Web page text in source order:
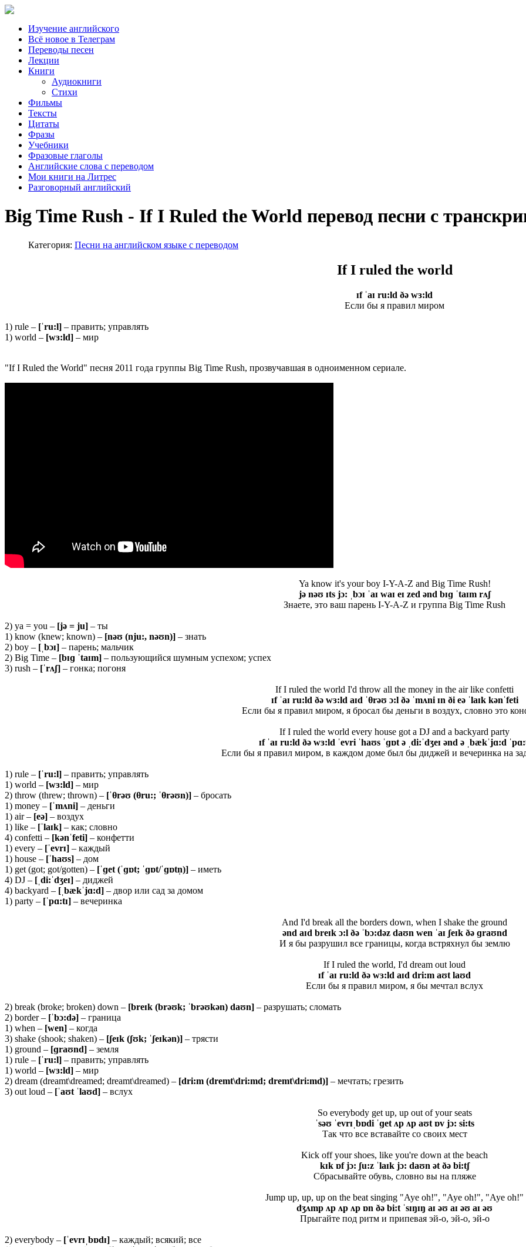
Изучение английского
Всё новое в Телеграм
Переводы песен
Лекции
Книги
Аудиокниги
Стихи
Фильмы
Тексты
Цитаты
Фразы
Учебники
Фразовые глаголы
Английские слова с переводом
Мои книги на Литрес
Разговорный английский
Big Time Rush - If I Ruled the World перевод песни с
Категория: Песни на английском языке с переводом
If I ruled the world
ɪf ˈaɪ ru:ld ðə wɜ:ld
Если бы я правил миром
1) rule – [ˈru:l] – править; управлять
1) world – [wɜ:ld] – мир
"If I Ruled the World" песня 2011 года группы Big Time Rush, прозвучавшая в одноименном сериале.
Ya know it's your boy I-Y-A-Z and Big Time Rush!
jə nəʊ ɪts jɔ: ˌbɔɪ ˈaɪ waɪ eɪ zed ənd bɪɡ ˈtaɪm rʌʃ
Знаете, это ваш парень I-Y-A-Z и группа Big Time Rush
2) ya = you – [jə = ju] – ты
1) know (knew; known) – [nəʊ (nju:, nəʊn)] – знать
2) boy – [ˌbɔɪ] – парень; мальчик
2) Big Time – [bɪɡ ˈtaɪm] – пользующийся шумным успехом; успех
3) rush – [ˈrʌʃ] – гонка; погоня
If I ruled the world I'd throw all the money in the air like confetti
ɪf ˈaɪ ru:ld ðə wɜ:ld aɪd ˈθrəʊ ɔ:l ðə ˈmʌni ɪn ði eə ˈlaɪk kənˈfeti
Если бы я правил миром, я бросал бы деньги в воздух, словно это
If I ruled the world every house got a DJ and a backyard party
ɪf ˈaɪ ru:ld ðə wɜ:ld ˈevri ˈhaʊs ˈɡɒt ə ˌdi:ˈdʒeɪ ənd ə ˌbækˈjɑ:d
Если бы я правил миром, в каждом доме был бы диджей и вечеринка на
1) rule – [ˈru:l] – править; управлять
1) world – [wɜ:ld] – мир
2) throw (threw; thrown) – [ˈθrəʊ (θru:; ˈθrəʊn)] – бросать
1) money – [ˈmʌni] – деньги
1) air – [eə] – воздух
1) like – [ˈlaɪk] – как; словно
4) confetti – [kənˈfeti] – конфетти
1) every – [ˈevrɪ] – каждый
1) house – [ˈhaʊs] – дом
1) get (got; got/gotten) – [ˈɡet (ˈɡɒt; ˈɡɒt/ˈɡɒtn̩)] – иметь
4) DJ – [ˌdi:ˈdʒeɪ] – диджей
4) backyard – [ˌbækˈjɑ:d] – двор или сад за домом
1) party – [ˈpɑ:tɪ] – вечеринка
And I'd break all the borders down, when I shake the ground
ənd aɪd breɪk ɔ:l ðə ˈbɔ:dəz daʊn wen ˈaɪ ʃeɪk ðə ɡraʊnd
И я бы разрушил все границы, когда встряхнул бы землю
If I ruled the world, I'd dream out loud
ɪf ˈaɪ ru:ld ðə wɜ:ld aɪd dri:m aʊt laʊd
Если бы я правил миром, я бы мечтал вслух
2) break (broke; broken) down – [breɪk (brəʊk; ˈbrəʊkən) daʊn] – разрушать; сломать
2) border – [ˈbɔ:də] – граница
1) when – [wen] – когда
3) shake (shook; shaken) – [ʃeɪk (ʃʊk; ˈʃeɪkən)] – трясти
1) ground – [ɡraʊnd] – земля
1) rule – [ˈru:l] – править; управлять
1) world – [wɜ:ld] – мир
2) dream (dreamt\dreamed; dreamt\dreamed) – [dri:m (dremt\dri:md; dremt\dri:md)] – мечтать; грезить
3) out loud – [ˈaʊt ˈlaʊd] – вслух
So everybody get up, up out of your seats
ˈsəʊ ˈevrɪˌbɒdi ˈɡet ʌp ʌp aʊt ɒv jɔ: si:ts
Так что все вставайте со своих мест
Kick off your shoes, like you're down at the beach
kɪk ɒf jɔ: ʃu:z ˈlaɪk jɔ: daʊn ət ðə bi:tʃ
Сбрасывайте обувь, словно вы на пляже
Jump up, up, up on the beat singing "Aye oh!", "Aye oh!", "Aye oh!"
dʒʌmp ʌp ʌp ʌp ɒn ðə bi:t ˈsɪŋɪŋ aɪ əʊ aɪ əʊ aɪ əʊ
Прыгайте под ритм и припевая эй-о, эй-о, эй-о
2) everybody – [ˈevrɪˌ bɒdɪ] – каждый; всякий; все